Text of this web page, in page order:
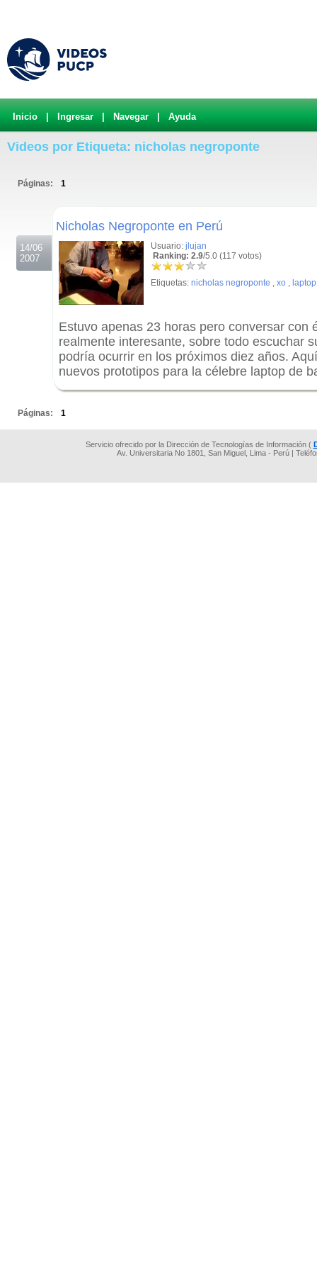
Inicio Ingresar Navegar Ayuda
Videos por Etiqueta: nicholas negroponte
Páginas: 1
14/06
2007
Nicholas Negroponte en Perú
Usuario: jlujan
Ranking: 2.9/5.0 (117 votos)
Etiquetas: nicholas negroponte , xo , laptop
Estuvo apenas 23 horas pero conversar con
realmente interesante, sobre todo escuchar
podría ocurrir en los próximos diez años.
nuevos prototipos para la célebre laptop de
Páginas: 1
Servicio ofrecido por la Dirección de Tecnologías de Información (
Av. Universitaria No 1801, San Miguel, Lima - Perú |